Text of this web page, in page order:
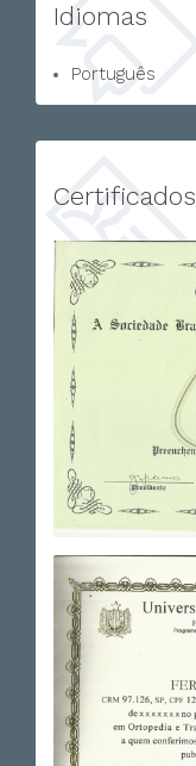
Idiomas
Português
Certificados